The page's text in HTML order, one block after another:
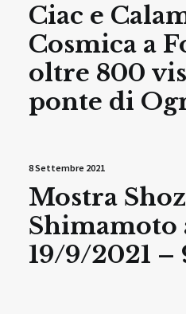
Ciac e
Cosmica a
oltre 800
ponte di
8 Settembre 2021
Mostra
Shimamoto
19/9/2021 –